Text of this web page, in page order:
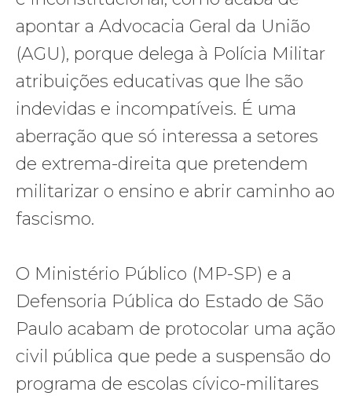
apontar a Advocacia Geral da União
(AGU), porque delega à Polícia Militar
atribuições educativas que lhe são
indevidas e incompatíveis. É uma
aberração que só interessa a setores
de extrema-direita que pretendem
militarizar o ensino e abrir caminho ao
fascismo.
O Ministério Público (MP-SP) e a
Defensoria Pública do Estado de São
Paulo acabam de protocolar uma ação
civil pública que pede a suspensão do
programa de escolas cívico-militares